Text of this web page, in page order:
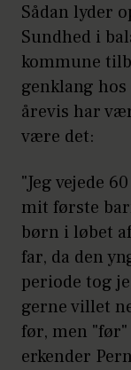
Sådan lyder
Sundhed i
kommune
genklang
årevis har
være det:
"Jeg vejede
mit første
børn i løbet
far, da den
periode tog
gerne villet
før, men
erkender